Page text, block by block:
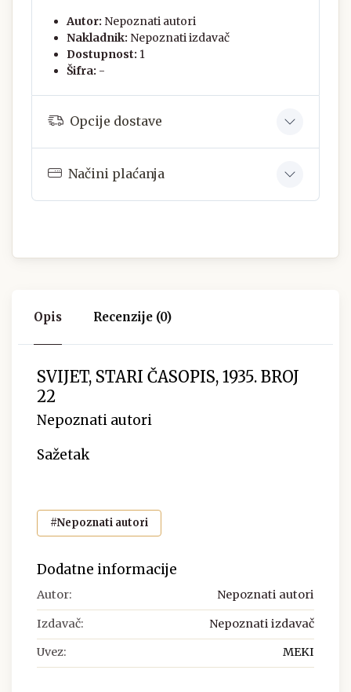
Autor: Nepoznati autori
Nakladnik: Nepoznati izdavač
Dostupnost: 1
Šifra: -
Opcije dostave
Načini plaćanja
Opis Recenzije (0)
SVIJET, STARI ČASOPIS, 1935. BROJ
22
Nepoznati autori
Sažetak
#Nepoznati autori
Dodatne informacije
Autor: Nepoznati autori
Izdavač: Nepoznati izdavač
Uvez: MEKI